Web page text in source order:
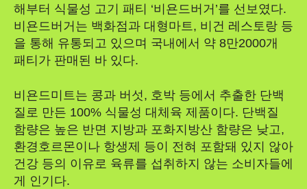
해부터 식물성 고기 패티 ‘비욘드버거’를 선보였다.
비욘드버거는 백화점과 대형마트, 비건 레스토랑 등
을 통해 유통되고 있으며 국내에서 약 8만2000개
패티가 판매된 바 있다.
비욘드미트는 콩과 버섯, 호박 등에서 추출한 단백
질로 만든 100% 식물성 대체육 제품이다. 단백질
함량은 높은 반면 지방과 포화지방산 함량은 낮고,
환경호르몬이나 항생제 등이 전혀 포함돼 있지 않아
건강 등의 이유로 육류를 섭취하지 않는 소비자들에
게 인기다.